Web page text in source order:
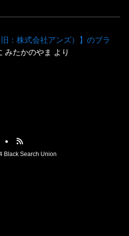
：株式会社アンズ）】のブラ
みたかのやま より
Black Search Union